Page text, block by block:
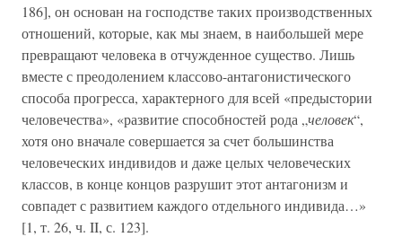
186], он основан на господстве таких производственных
отношений, которые, как мы знаем, в наибольшей мере
превращают человека в отчужденное существо. Лишь
вместе с преодолением классово-антагонистического
способа прогресса, характерного для всей «предыстории
человечества», «развитие способностей рода „человек“,
хотя оно вначале совершается за счет большинства
человеческих индивидов и даже целых человеческих
классов, в конце концов разрушит этот антагонизм и
совпадет с развитием каждого отдельного индивида…»
[1, т. 26, ч. II, с. 123].